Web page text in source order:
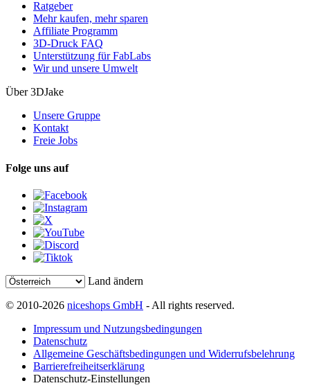
Ratgeber
Mehr kaufen, mehr sparen
Affiliate Programm
3D-Druck FAQ
Unterstützung für FabLabs
Wir und unsere Umwelt
Über 3DJake
Unsere Gruppe
Kontakt
Freie Jobs
Folge uns auf
Land ändern
© 2010-2026 niceshops GmbH - All rights reserved.
Impressum und Nutzungsbedingungen
Datenschutz
Allgemeine Geschäftsbedingungen und Widerrufsbelehrung
Barrierefreiheitserklärung
Datenschutz-Einstellungen